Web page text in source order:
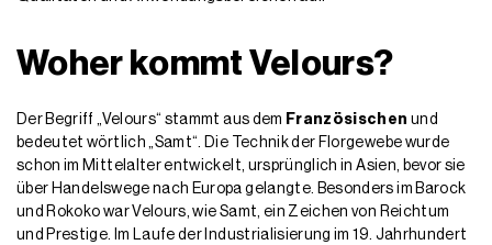
Woher kommt Velours?
Der Begriff „Velours“ stammt aus dem Französischen und
bedeutet wörtlich „Samt“. Die Technik der Florgewebe wurde
schon im Mittelalter entwickelt, ursprünglich in Asien, bevor sie
über Handelswege nach Europa gelangte. Besonders im Barock
und Rokoko war Velours, wie Samt, ein Zeichen von Reichtum
und Prestige. Im Laufe der Industrialisierung im 19. Jahrhundert